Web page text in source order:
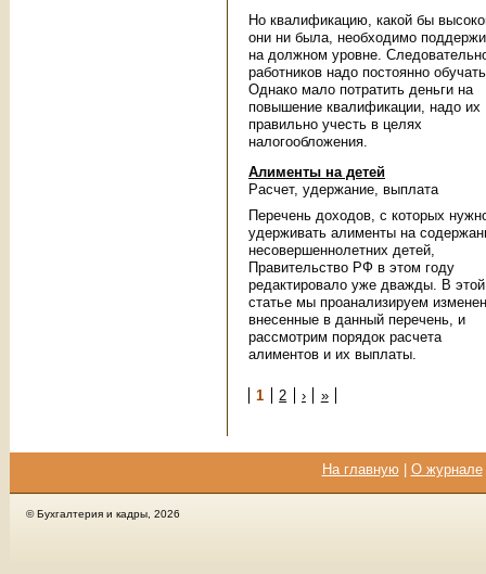
Но квалификацию, какой бы
они ни была, необходимо
на должном уровне.
работников надо постоянно
Однако мало потратить деньги на
повышение квалификации, надо их
правильно учесть в целях
налогообложения.
Алименты на детей
Расчет, удержание, выплата
Перечень доходов, с которых
удерживать алименты на
несовершеннолетних детей,
Правительство РФ в этом году
редактировало уже дважды. В этой
статье мы проанализируем
внесенные в данный перечень, и
рассмотрим порядок расчета
алиментов и их выплаты.
Страницы
1 2 › »
На главную| О журнале
© Бухгалтерия и кадры, 2026